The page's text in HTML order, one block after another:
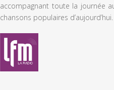
accompagnant toute la journée
chansons populaires d’aujourd’hui.